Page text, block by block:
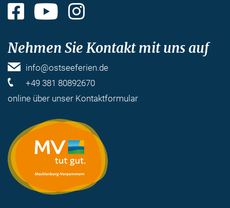
Facebook YouTube
Nehmen Sie Kontakt mit uns auf
info@ostseeferien.de
+49 381 80892670
online über unser Kontaktformular